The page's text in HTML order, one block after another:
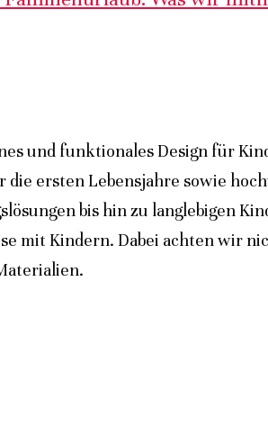
und funktionales Design für
die ersten Lebensjahre sowie
bis hin zu langlebigen
mit Kindern. Dabei achten wir